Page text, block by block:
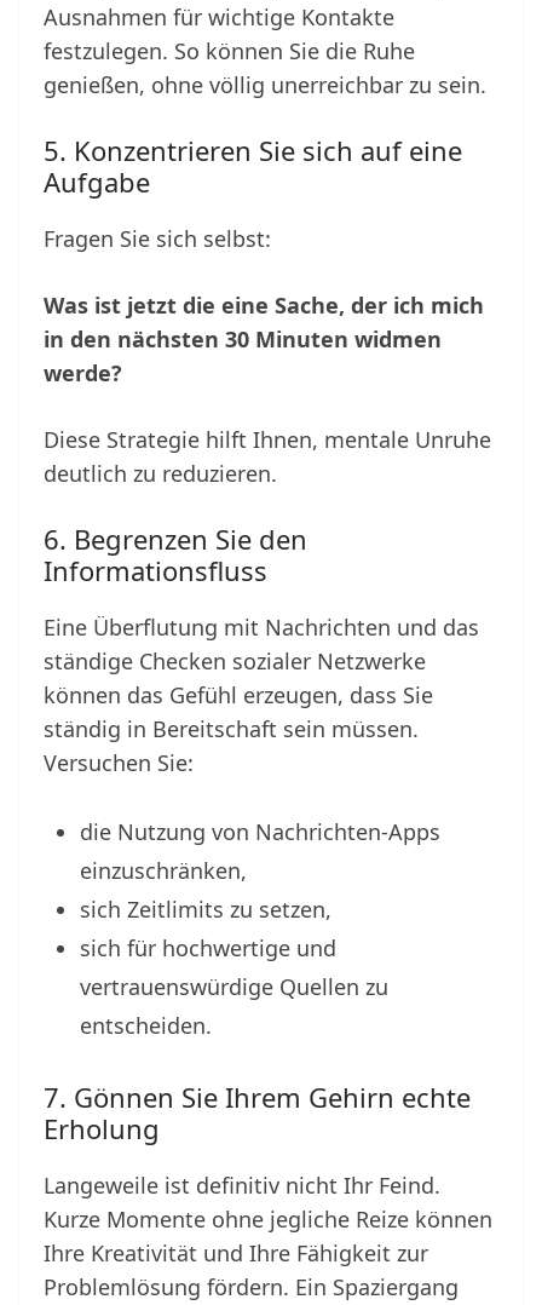
Ausnahmen für wichtige Kontakte
festzulegen. So können Sie die Ruhe
genießen, ohne völlig unerreichbar zu sein.
5. Konzentrieren Sie sich auf eine
Aufgabe
Fragen Sie sich selbst:
Was ist jetzt die eine Sache, der ich mich
in den nächsten 30 Minuten widmen
werde?
Diese Strategie hilft Ihnen, mentale Unruhe
deutlich zu reduzieren.
6. Begrenzen Sie den
Informationsfluss
Eine Überflutung mit Nachrichten und das
ständige Checken sozialer Netzwerke
können das Gefühl erzeugen, dass Sie
ständig in Bereitschaft sein müssen.
Versuchen Sie:
die Nutzung von Nachrichten-Apps
einzuschränken,
sich Zeitlimits zu setzen,
sich für hochwertige und
vertrauenswürdige Quellen zu
entscheiden.
7. Gönnen Sie Ihrem Gehirn echte
Erholung
Langeweile ist definitiv nicht Ihr Feind.
Kurze Momente ohne jegliche Reize können
Ihre Kreativität und Ihre Fähigkeit zur
Problemlösung fördern. Ein Spaziergang